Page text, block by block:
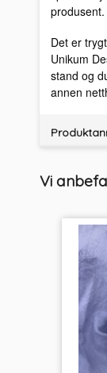
produsent.
Det er
Unikum
stand og
annen
Vi